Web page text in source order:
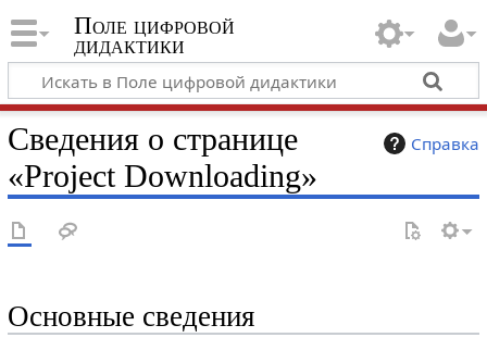
Поле цифровой
дидактики
Справка
Сведения о странице
«Project Downloading»
Основные сведения